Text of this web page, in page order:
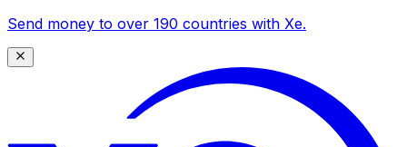
Send money to over 190 countries with Xe.